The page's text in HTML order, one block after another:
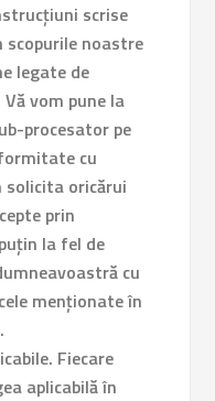
scrise
scopurile noastre
legate de
vom pune la
procesator pe
cu
solicita oricărui
prin
la fel de
cu
menționate în
Fiecare
aplicabilă în